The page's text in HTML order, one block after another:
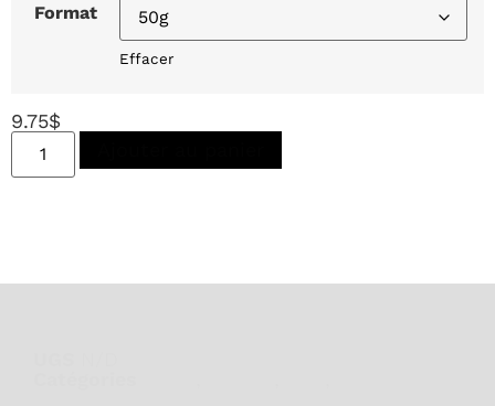
Format
Effacer
9.75$